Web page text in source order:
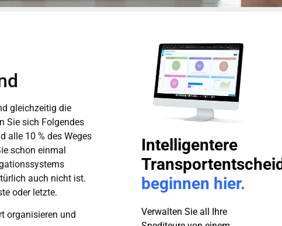
gleichzeitig die
Sie sich Folgendes
alle 10 % des Weges
schon einmal
auch nicht ist.
oder letzte.
organisieren und
Intelligentere
beginnen hier.
Verwalten Sie all Ihre